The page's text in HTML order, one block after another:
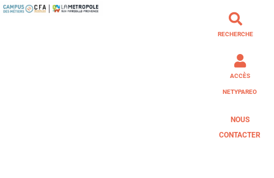
RECHERCHE
ACCÈS
NETYPAREO
NOUS
CONTACTER